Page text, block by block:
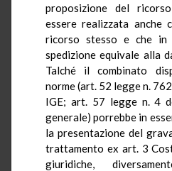
proposizione del
essere realizzata anche
ricorso stesso e che
spedizione equivale alla
Talché il combinato
norme (art. 52 legge n.
IGE; art. 57 legge n. 4
generale) porrebbe in
la presentazione del
trattamento ex art. 3
giuridiche,